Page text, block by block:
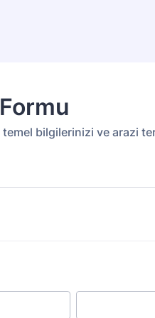
bilgilerinizi ve arazi